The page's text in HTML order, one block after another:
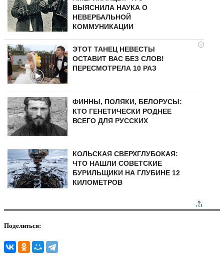
ВЫЯСНИЛА НАУКА О
НЕВЕРБАЛЬНОЙ
КОММУНИКАЦИИ
i
ЭТОТ ТАНЕЦ НЕВЕСТЫ
ОСТАВИТ ВАС БЕЗ СЛОВ!
ПЕРЕСМОТРЕЛА 10 РАЗ
ФИННЫ, ПОЛЯКИ, БЕЛОРУСЫ:
КТО ГЕНЕТИЧЕСКИ РОДНЕЕ
ВСЕГО ДЛЯ РУССКИХ
КОЛЬСКАЯ СВЕРХГЛУБОКАЯ:
ЧТО НАШЛИ СОВЕТСКИЕ
БУРИЛЬЩИКИ НА ГЛУБИНЕ 12
КИЛОМЕТРОВ
Поделиться: